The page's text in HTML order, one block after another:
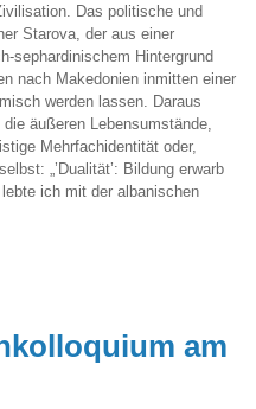
Das politische und
Starova, der aus einer
sephardinischem Hintergrund
nach Makedonien inmitten einer
werden lassen. Daraus
äußeren Lebensumstände,
Mehrfachidentität oder,
„’Dualität’: Bildung erwarb
ich mit der albanischen
am